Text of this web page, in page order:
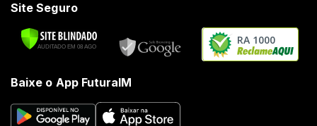
Site Seguro
RA 1000
Baixe o App FuturaIM